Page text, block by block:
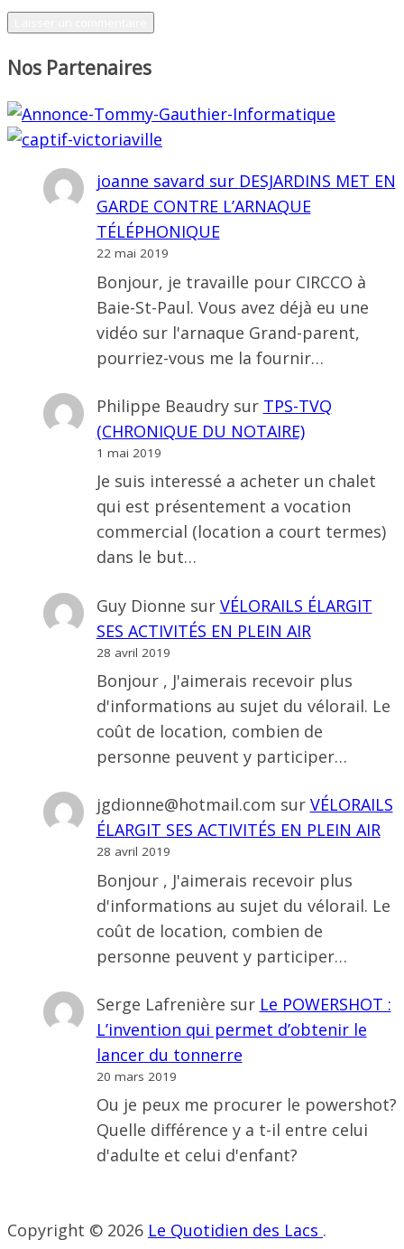
Nos Partenaires
joanne savard sur DESJARDINS MET EN
GARDE CONTRE L’ARNAQUE
TÉLÉPHONIQUE
22 mai 2019
Bonjour, je travaille pour CIRCCO à
Baie-St-Paul. Vous avez déjà eu une
vidéo sur l'arnaque Grand-parent,
pourriez-vous me la fournir…
Philippe Beaudrysur TPS-TVQ
(CHRONIQUE DU NOTAIRE)
1 mai 2019
Je suis interessé a acheter un chalet
qui est présentement a vocation
commercial (location a court termes)
dans le but…
Guy Dionne sur VÉLORAILS ÉLARGIT
SES ACTIVITÉS EN PLEIN AIR
28 avril 2019
Bonjour , J'aimerais recevoir plus
d'informations au sujet du vélorail. Le
coût de location, combien de
personne peuvent y participer…
jgdionne@hotmail.com sur VÉLORAILS
ÉLARGIT SES ACTIVITÉS EN PLEIN AIR
28 avril 2019
Bonjour , J'aimerais recevoir plus
d'informations au sujet du vélorail. Le
coût de location, combien de
personne peuvent y participer…
Serge Lafrenière sur Le POWERSHOT :
L’invention qui permet d’obtenir le
lancer du tonnerre
20 mars 2019
Ou je peux me procurer le powershot?
Quelle différence y a t-il entre celui
d'adulte et celui d'enfant?
Copyright © 2026 Le Quotidien des Lacs .